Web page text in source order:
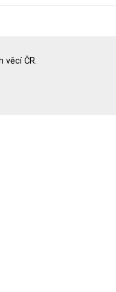
věcí ČR.